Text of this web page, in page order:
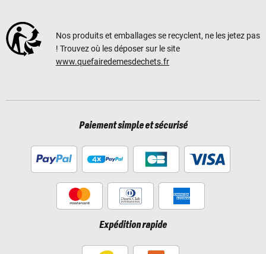
Nos produits et emballages se recyclent, ne les jetez pas
! Trouvez où les déposer sur le site
www.quefairedemesdechets.fr
Paiement simple et sécurisé
Expédition rapide